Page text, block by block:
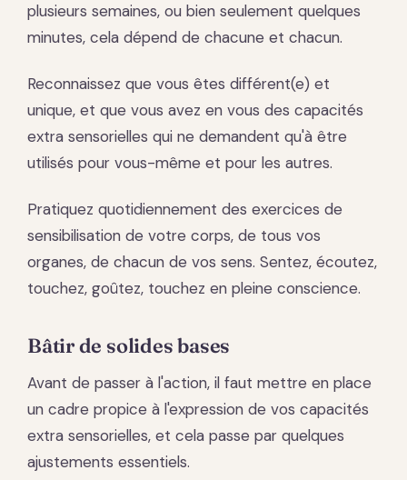
plusieurs semaines, ou bien seulement quelques
minutes, cela dépend de chacune et chacun.
Reconnaissez que vous êtes différent(e) et
unique, et que vous avez en vous des capacités
extra sensorielles qui ne demandent qu'à être
utilisés pour vous-même et pour les autres.
Pratiquez quotidiennement des exercices de
sensibilisation de votre corps, de tous vos
organes, de chacun de vos sens. Sentez, écoutez,
touchez, goûtez, touchez en pleine conscience.
Bâtir de solides bases
Avant de passer à l'action, il faut mettre en place
un cadre propice à l'expression de vos capacités
extra sensorielles, et cela passe par quelques
ajustements essentiels.